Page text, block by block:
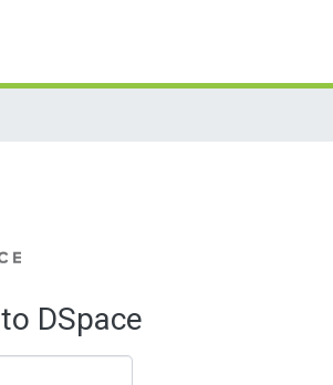
DSpace